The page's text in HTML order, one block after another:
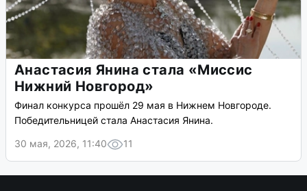
Анастасия Янина стала «Миссис
Нижний Новгород»
Финал конкурса прошёл 29 мая в Нижнем Новгороде.
Победительницей стала Анастасия Янина.
30 мая, 2026, 11:40
11